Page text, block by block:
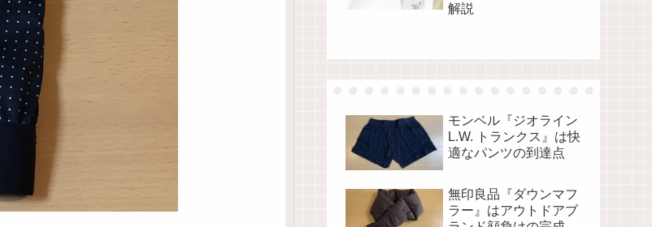
解説
モンベル『ジオライン
L.W. トランクス』は快
適なパンツの到達点
無印良品『ダウンマフ
ラー』はアウトドアブ